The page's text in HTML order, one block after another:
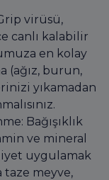
virüsü,
canlı kalabilir
en kolay
(ağız, burun,
yıkamadan
Bağışıklık
ve mineral
uygulamak
taze meyve,